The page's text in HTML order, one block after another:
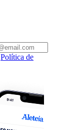
Política de